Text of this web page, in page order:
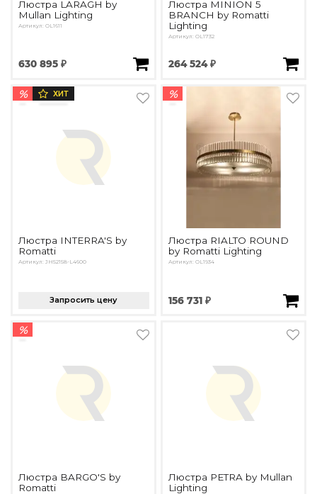
Люстра LARAGH by
Mullan Lighting
Артикул: OL1611
630 895 ₽
Люстра MINION 5
BRANCH by Romatti
Lighting
Артикул: OL1732
264 524 ₽
% ХИТ
Люстра INTERRA'S by
Romatti
Артикул: JH52158-L4600
Запросить цену
%
Люстра RIALTO ROUND
by Romatti Lighting
Артикул: OL1934
156 731 ₽
%
Люстра BARGO'S by
Romatti
Люстра PETRA by Mullan
Lighting